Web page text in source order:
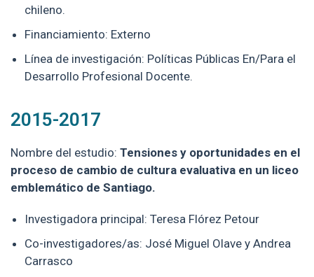
chileno.
Financiamiento: Externo
Línea de investigación: Políticas Públicas En/Para el
Desarrollo Profesional Docente.
2015-2017
Nombre del estudio: Tensiones y oportunidades en el
proceso de cambio de cultura evaluativa en un liceo
emblemático de Santiago.
Investigadora principal: Teresa Flórez Petour
Co-investigadores/as: José Miguel Olave y Andrea
Carrasco